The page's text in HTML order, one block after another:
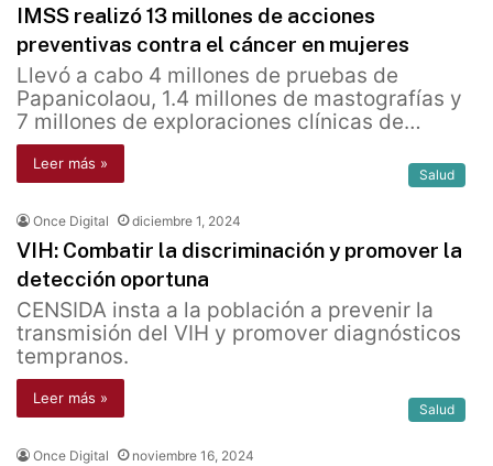
IMSS realizó 13 millones de acciones
preventivas contra el cáncer en mujeres
Llevó a cabo 4 millones de pruebas de
Papanicolaou, 1.4 millones de mastografías y
7 millones de exploraciones clínicas de…
Leer más »
Salud
Once Digital diciembre 1, 2024
VIH: Combatir la discriminación y promover la
detección oportuna
CENSIDA insta a la población a prevenir la
transmisión del VIH y promover diagnósticos
tempranos.
Leer más »
Salud
Once Digital noviembre 16, 2024